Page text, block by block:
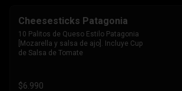
Cheesesticks Patagonia
10 Palitos de Queso Estilo Patagonia
[Mozarella y salsa de ajo]. Incluye Cup
de Salsa de Tomate
$6.990